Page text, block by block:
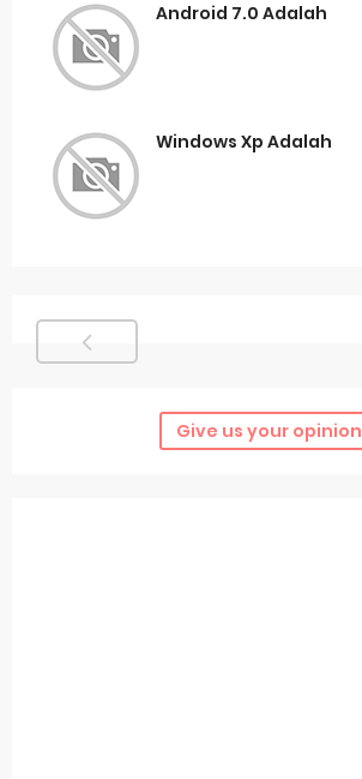
Android 7.0 Adalah
Windows Xp Adalah
Give us your opinion